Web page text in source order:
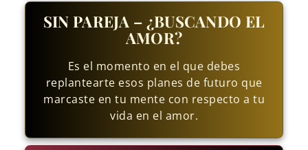
SIN PAREJA – ¿BUSCANDO EL
AMOR?
Es el momento en el que debes
replantearte esos planes de futuro que
marcaste en tu mente con respecto a tu
vida en el amor.